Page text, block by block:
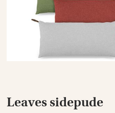
Leaves sidepude